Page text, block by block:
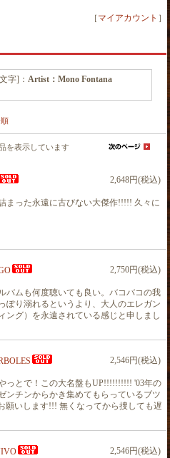
［ マイアカウント ］
字]： Artist：Mono Fontana
を表示しています
2,648円(税込)
まった永遠に古びない大傑作!!!!! 久々に
2,750円(税込)
バムも何度聴いても良い。バコバコの我
ぽり溺れるというより、大人のエレガン
ング）を永遠されている感じと申しまし
2,546円(税込)
っとで！この大名盤もUP!!!!!!!!!! '03年の
ンチンからかき集めてもらっているブツ
願いします!!! 無くなってから捜しても遅
2,546円(税込)